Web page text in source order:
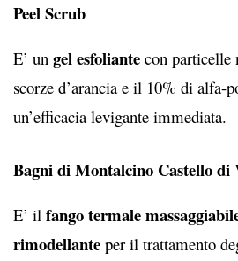
Peel Scrub
E’ un gel esfoliante con particelle
scorze d’arancia e il 10% di alfa-
un’efficacia levigante immediata.
Bagni di Montalcino Castello di
E’ il fango termale
rimodellante per il trattamento